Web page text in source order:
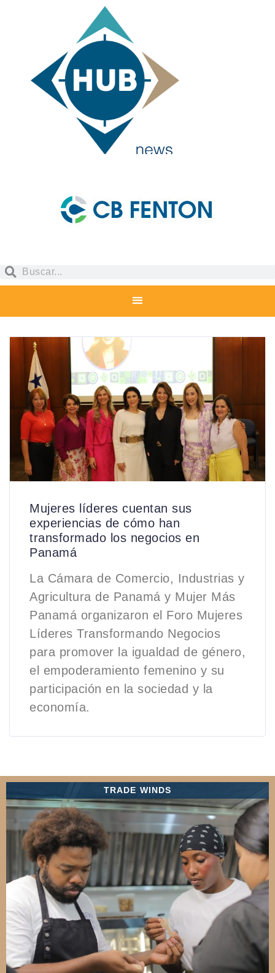
Mujeres líderes cuentan sus
experiencias de cómo han
transformado los negocios en
Panamá
La Cámara de Comercio, Industrias y
Agricultura de Panamá y Mujer Más
Panamá organizaron el Foro Mujeres
Líderes Transformando Negocios
para promover la igualdad de género,
el empoderamiento femenino y su
participación en la sociedad y la
economía.
TRADE WINDS